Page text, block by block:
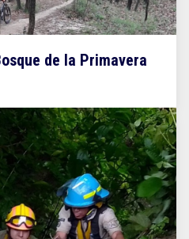
de la Primavera